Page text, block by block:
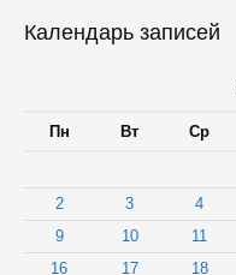
покажут
«Чтобы
помнили»
Календарь записей
Пн Вт Ср
2
3 4
9
10 11
16
17 18